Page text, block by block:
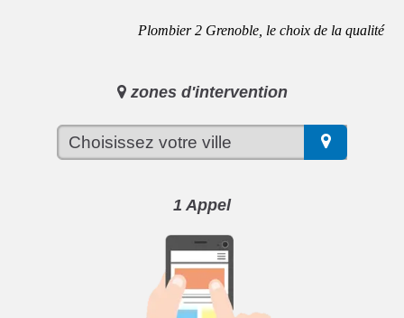
Plombier 2 Grenoble, le choix de la qualité
zones d'intervention
1 Appel